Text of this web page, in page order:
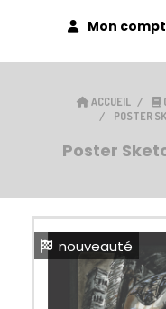
Mon
ACCUEIL
POSTER
Poster
nouveauté